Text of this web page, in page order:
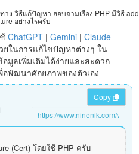
ง วิธีแก้ปัญหา สอบถามเรื่อง PHP มีวิธี add
อย่างไรครับ
ChatGPT| Gemini| Claude
ในการแก้ไขปัญหาต่างๆ ใน
มูลเพิ่มเติมได้ง่ายและสะดวก
พัฒนาศักยภาพของตัวเอง
Copy
(Cert) โดยใช้ PHP ครับ